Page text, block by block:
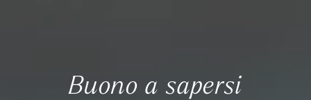
Buono a sapersi